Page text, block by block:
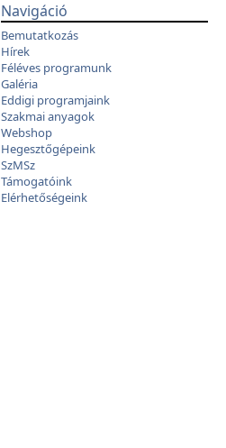
Navigáció
Bemutatkozás
Hírek
Féléves programunk
Galéria
Eddigi programjaink
Szakmai anyagok
Webshop
Hegesztőgépeink
SzMSz
Támogatóink
Elérhetőségeink